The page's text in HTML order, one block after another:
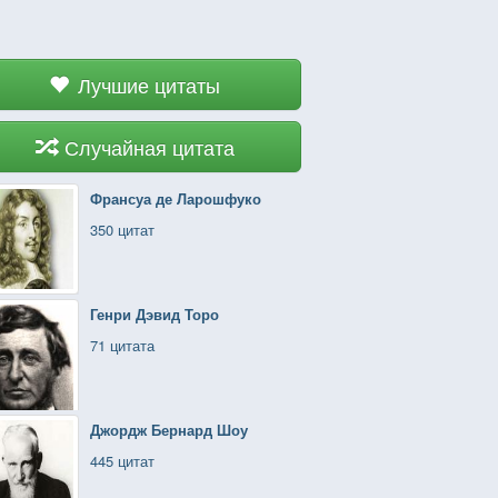
Лучшие цитаты
Случайная цитата
Франсуа де Ларошфуко
350 цитат
Генри Дэвид Торо
71 цитата
Джордж Бернард Шоу
445 цитат